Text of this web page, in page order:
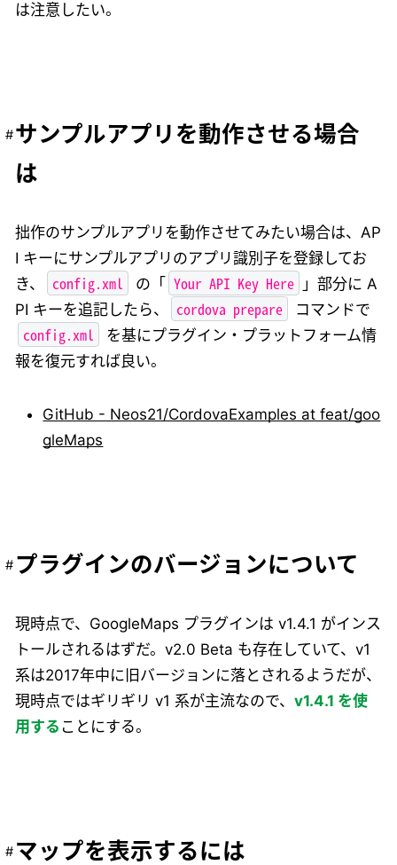
は注意したい。
サンプルアプリを動作させる場合
は
拙作のサンプルアプリを動作させてみたい場合は、AP
I キーにサンプルアプリのアプリ識別子を登録してお
き、
config.xml の「 Your API Key Here
」部分に A
PI キーを追記したら、
cordova prepare コマンドで
config.xml
を基にプラグイン・プラットフォーム情
報を復元すれば良い。
GitHub - Neos21/CordovaExamples at feat/goo
gleMaps
プラグインのバージョンについて
現時点で、GoogleMaps プラグインは v1.4.1 がインス
トールされるはずだ。v2.0 Beta も存在していて、v1
系は2017年中に旧バージョンに落とされるようだが、
現時点ではギリギリ v1 系が主流なので、 v1.4.1 を使
用する ことにする。
マップを表示するには